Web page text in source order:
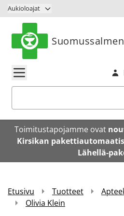
Siirry sisältöön
Aukioloajat
Toimitustapojamme ovat
Kirsikan
Lähellä-
Etusivu Tuotteet
Olivia Klein